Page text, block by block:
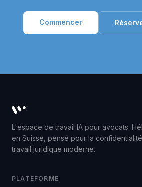
Commencer
Whisperit AI legal workspace
L'espace de travail IA pour avocats.
en Suisse, pensé pour la
travail juridique moderne.
PLATEFORME